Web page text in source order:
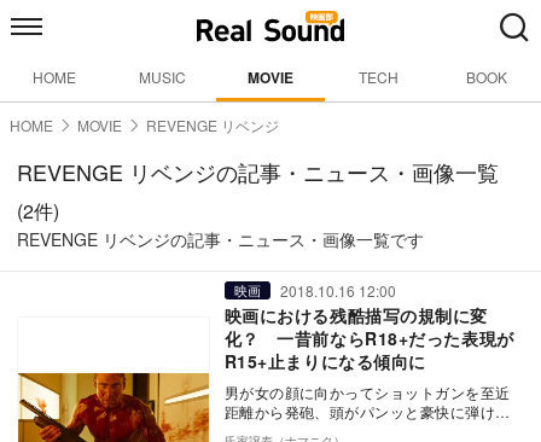
HOME MUSIC MOVIE TECH BOOK
HOME MOVIE REVENGE リベンジ
REVENGE リベンジの記事・ニュース・画像一覧
(2件)
REVENGE リベンジの記事・ニュース・画像一覧です
映画 2018.10.16 12:00
映画における残酷描写の規制に変
化？ 一昔前ならR18+だった表現が
R15+止まりになる傾向に
男が女の顔に向かってショットガンを至近
距離から発砲、頭がパンッと豪快に弾け飛
ぶ……。『REVENGE リベンジ』の衝撃的